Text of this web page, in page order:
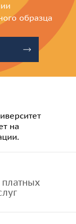
образца
на
платных